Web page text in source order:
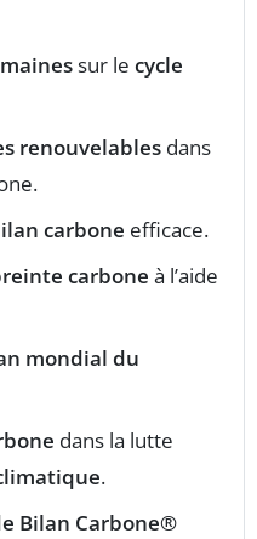
sur le cycle
renouvelables dans
carbone efficace.
carbone à l’aide
mondial du
dans la lutte
.
Bilan Carbone®